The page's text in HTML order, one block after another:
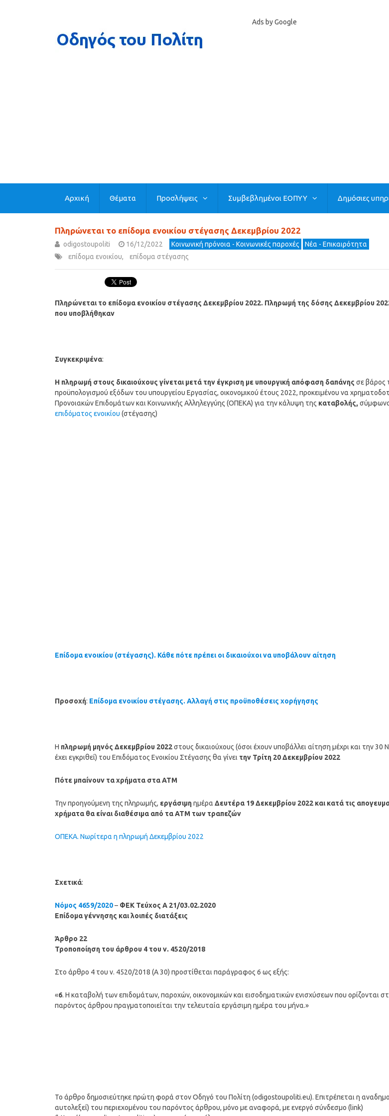
Ads by Google
Αρχική Θέματα Προσλήψεις Συμβεβλημένοι ΕΟΠΥΥ Δημόσιες
Πληρώνεται το επίδομα ενοικίου στέγασης Δεκεμβρίου 2022
odigostoupoliti 16/12/2022 Κοινωνική πρόνοια - Κοινωνικές παροχές
Νέα - Επικαιρότητα
επίδομα ενοικίου, επίδομα στέγασης
Πληρώνεται το επίδομα ενοικίου στέγασης Δεκεμβρίου 2022. Πληρωμή της δόσης Δεκεμβρίου
που υποβλήθηκαν
Συγκεκριμένα:
Η πληρωμή στους δικαιούχους γίνεται μετά την έγκριση με υπουργική απόφαση δαπάνης σε βάρος
προϋπολογισμού εξόδων του υπουργείου Εργασίας, οικονομικού έτους 2022, προκειμένου να
Προνοιακών Επιδομάτων και Κοινωνικής Αλληλεγγύης (ΟΠΕΚΑ) για την κάλυψη της καταβολής,
επιδόματος ενοικίου (στέγασης)
Επίδομα ενοικίου (στέγασης). Κάθε πότε πρέπει οι δικαιούχοι να υποβάλουν αίτηση
Προσοχή: Επίδομα ενοικίου στέγασης. Αλλαγή στις προϋποθέσεις χορήγησης
Η πληρωμή μηνός Δεκεμβρίου 2022στους δικαιούχους (όσοι έχουν υποβάλλει αίτηση μέχρι και την 30
έχει εγκριθεί) του Επιδόματος Ενοικίου Στέγασης θα γίνει την Τρίτη 20 Δεκεμβρίου 2022
Πότε μπαίνουν τα χρήματα στα ΑΤΜ
Την προηγούμενη της πληρωμής, εργάσιμηημέρα Δευτέρα 19 Δεκεμβρίου 2022 και κατά τις
χρήματα θα είναι διαθέσιμα από τα ΑΤΜ των τραπεζών
ΟΠΕΚΑ. Νωρίτερα η πληρωμή Δεκεμβρίου 2022
Σχετικά:
Νόμος 4659/2020– ΦΕΚ Τεύχος A 21/03.02.2020
Επίδομα γέννησης και λοιπές διατάξεις
Άρθρο 22
Τροποποίηση του άρθρου 4 του ν. 4520/2018
Στο άρθρο 4 του ν. 4520/2018 (Α 30) προστίθεται παράγραφος 6 ως εξής:
«6. Η καταβολή των επιδομάτων, παροχών, οικονομικών και εισοδηματικών ενισχύσεων που ορίζονται
παρόντος άρθρου πραγματοποιείται την τελευταία εργάσιμη ημέρα του μήνα.»
Το άρθρο δημοσιεύτηκε πρώτη φορά στον Οδηγό του Πολίτη (odigostoupoliti.eu). Επιτρέπεται η
αυτολεξεί) του περιεχομένου του παρόντος άρθρου, μόνο με αναφορά, με ενεργό σύνδεσμο (link)